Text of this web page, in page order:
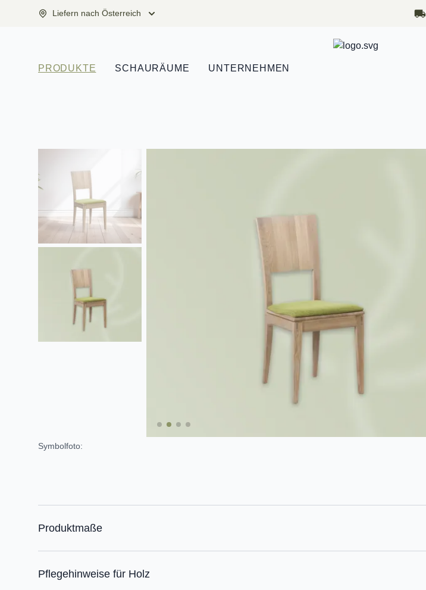
Liefern nach Österreich
PRODUKTE SCHAURÄUME UNTERNEHMEN
Symbolfoto:
Produktmaße
Pflegehinweise für Holz